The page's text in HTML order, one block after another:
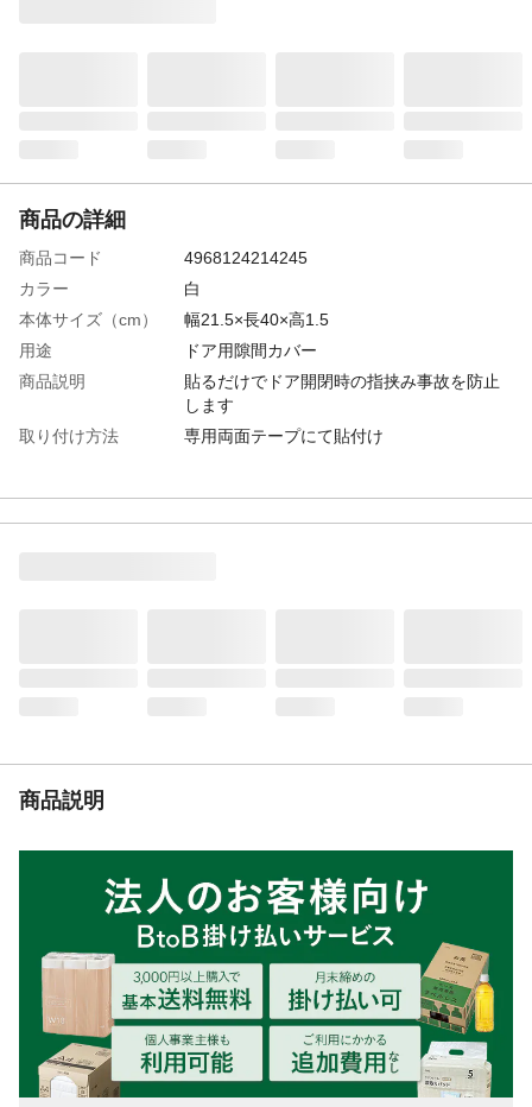
商品の詳細
商品コード
4968124214245
カラー
白
本体サイズ（cm）
幅21.5×長40×高1.5
用途
ドア用隙間カバー
商品説明
貼るだけでドア開閉時の指挟み事故を防止
します
取り付け方法
専用両面テープにて貼付け
材質・素材
軟質PVC/硬質PVC
付属品／セット内容
専用両面テープ貼付け済
商品説明